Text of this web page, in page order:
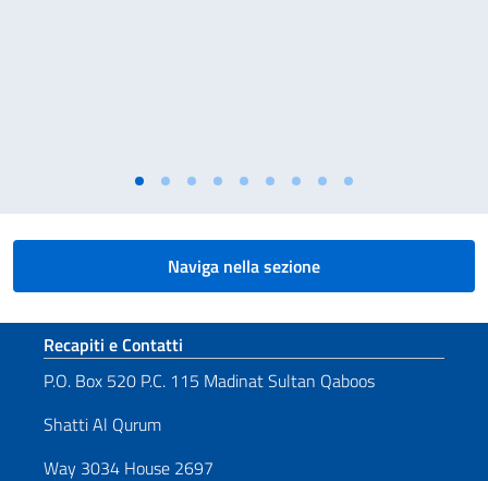
Naviga nella sezione
Sezione footer
Recapiti e Contatti
P.O. Box 520 P.C. 115 Madinat Sultan Qaboos
Shatti Al Qurum
Way 3034 House 2697